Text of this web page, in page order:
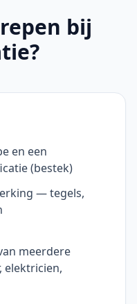
bij
en een
(bestek)
— tegels,
meerdere
elektricien,